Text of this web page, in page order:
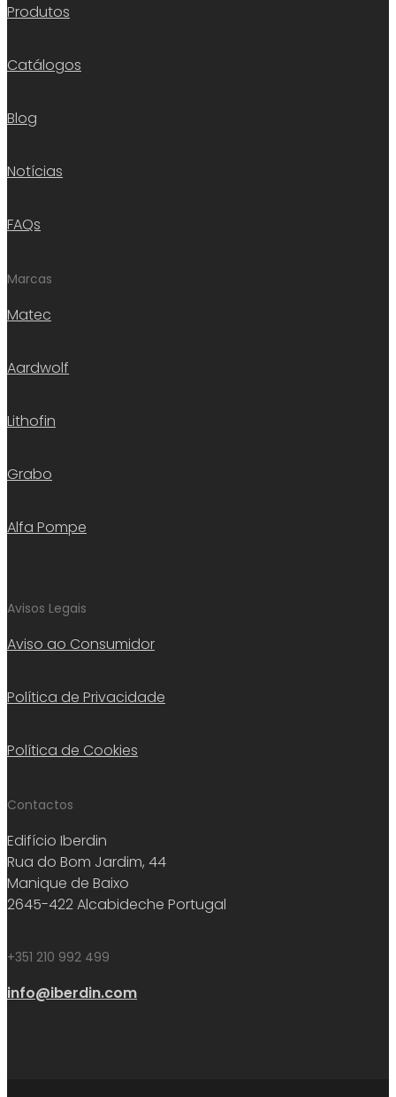
Produtos
Catálogos
Blog
Notícias
FAQs
Marcas
Matec
Aardwolf
Lithofin
Grabo
Alfa Pompe
Avisos Legais
Aviso ao Consumidor
Política de Privacidade
Política de Cookies
Contactos
Edifício Iberdin
Rua do Bom Jardim, 44
Manique de Baixo
2645-422 Alcabideche Portugal
+351 210 992 499
info@iberdin.com